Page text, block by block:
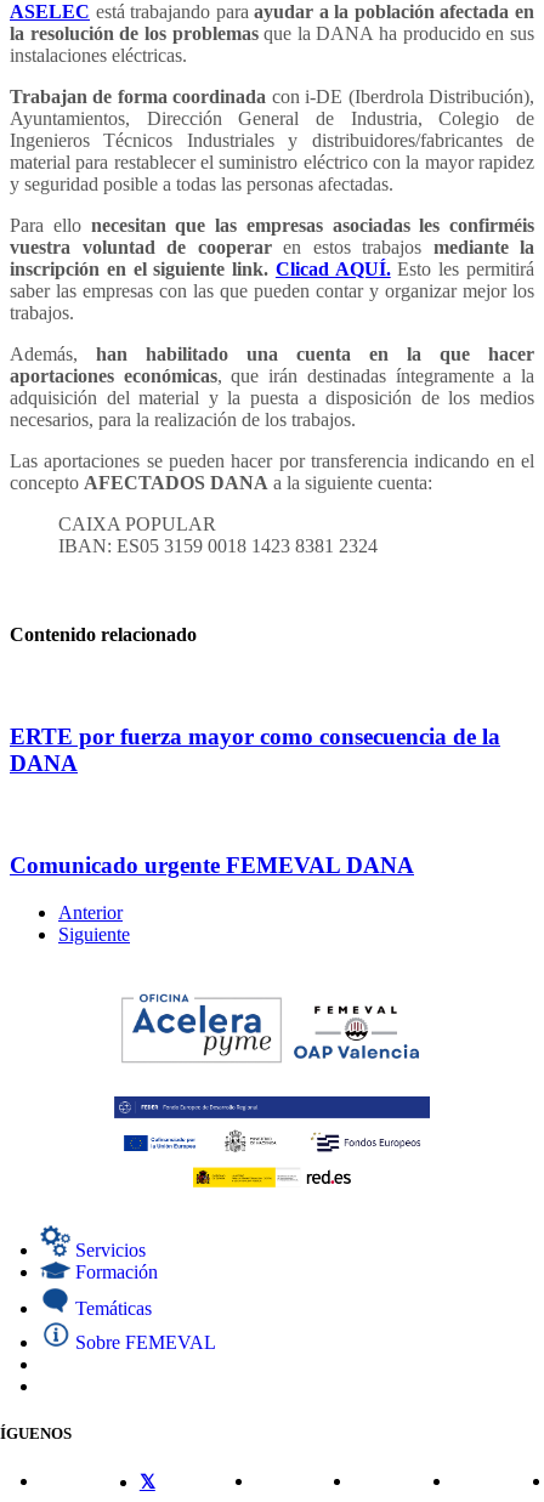
ASELEC está trabajando paraayudar a la población afectada en
la resolución de los problemasque la DANA ha producido en sus
instalaciones eléctricas.
Trabajan de forma coordinada con i-DE (Iberdrola Distribución),
Ayuntamientos, Dirección General de Industria, Colegio de
Ingenieros Técnicos Industriales y distribuidores/fabricantes de
material para restablecer el suministro eléctrico con la mayor rapidez
y seguridad posible a todas las personas afectadas.
Para ello necesitan que las empresas asociadas les confirméis
vuestra voluntad de cooperaren estos trabajos mediante la
inscripción en el siguiente link. Clicad AQUÍ.Esto les permitirá
saber las empresas con las que pueden contar y organizar mejor los
trabajos.
Además, han habilitado una cuenta en la que hacer
aportaciones económicas, que irán destinadas íntegramente a la
adquisición del material y la puesta a disposición de los medios
necesarios, para la realización de los trabajos.
Las aportaciones se pueden hacer por transferencia indicando en el
concepto AFECTADOS DANA a la siguiente cuenta:
CAIXA POPULAR
IBAN: ES05 3159 0018 1423 8381 2324
Contenido relacionado
ERTE por fuerza mayor como consecuencia de la
DANA
Comunicado urgente FEMEVAL DANA
Anterior
Siguiente
Servicios
Formación
Temáticas
Sobre FEMEVAL